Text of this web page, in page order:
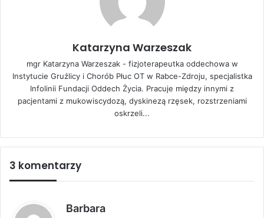
Katarzyna Warzeszak
mgr Katarzyna Warzeszak - fizjoterapeutka oddechowa w
Instytucie Gruźlicy i Chorób Płuc OT w Rabce-Zdroju, specjalistka
Infolinii Fundacji Oddech Życia. Pracuje między innymi z
pacjentami z mukowiscydozą, dyskinezą rzęsek, rozstrzeniami
oskrzeli...
3 komentarzy
Barbara